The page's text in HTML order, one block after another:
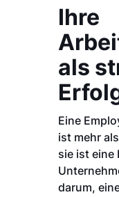
Ihre
als
Eine
ist mehr
sie ist eine
darum,